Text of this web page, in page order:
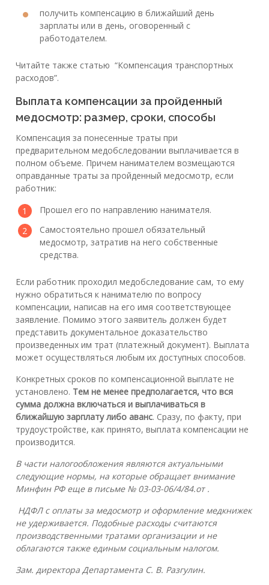
получить компенсацию в ближайший день
зарплаты или в день, оговоренный с
работодателем.
Читайте также статью “Компенсация транспортных
расходов”.
Выплата компенсации за пройденный
медосмотр: размер, сроки, способы
Компенсация за понесенные траты при
предварительном медобследовании выплачивается в
полном объеме. Причем нанимателем возмещаются
оправданные траты за пройденный медосмотр, если
работник:
Прошел его по направлению нанимателя.
Самостоятельно прошел обязательный
медосмотр, затратив на него собственные
средства.
Если работник проходил медобследование сам, то ему
нужно обратиться к нанимателю по вопросу
компенсации, написав на его имя соответствующее
заявление. Помимо этого заявитель должен будет
представить документальное доказательство
произведенных им трат (платежный документ). Выплата
может осуществляться любым их доступных способов.
Конкретных сроков по компенсационной выплате не
установлено. Тем не менее предполагается, что вся
сумма должна включаться и выплачиваться в
ближайшую зарплату либо аванс. Сразу, по факту, при
трудоустройстве, как принято, выплата компенсации не
производится.
В части налогообложения являются актуальными
следующие нормы, на которые обращает внимание
Минфин РФ еще в письме № 03-03-06/4/84.от .
НДФЛ с оплаты за медосмотр и оформление медкнижек
не удерживается. Подобные расходы считаются
производственными тратами организации и не
облагаются также единым социальным налогом.
Зам. директора Департамента С. В. Разгулин.